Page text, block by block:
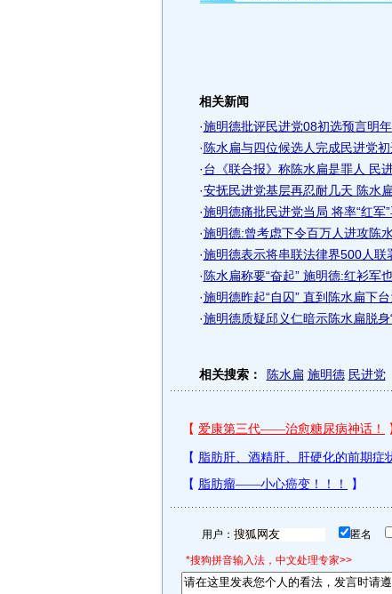
相关新闻
·施明德批评民进党08初选预言明
· 陈水扁与四位候选人完成民进党
·台《联合报》称陈水扁是罪人 民
·安抚民进党基层再忍耐几天 陈水
·施明德痛批民进党当局 将率“红军
·施明德:曾考虑下令百万人进攻陈
·施明德表示将串联法律界500人联
· 陈水扁称要“奋起” 施明德:红衫军
·施明德昨起“自囚” 直到陈水扁下
·施明德质疑邱义仁暗示陈水扁脱身
相关搜索： 陈水扁 施明德 民进党
用户： 匿名
*搜狗拼音输入法，中文处理专家>>